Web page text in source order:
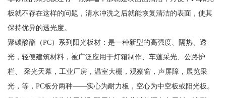
板就不存在这样的问题，清水冲洗之后就能恢复清洁的表面，使其
保持优异的透光度。
聚碳酸酯（PC）系列阳光板材：是一种新型的高强度、隔热、透
光，轻便建筑材料，被广泛应用于灯箱制作、车蓬采光、公路护
栏、 采光天幕，工业厂房，温室大棚，观察窗，声屏障，展览采
光，等，PC板分两种——实心为耐力板，空心为中空板或阳光板。